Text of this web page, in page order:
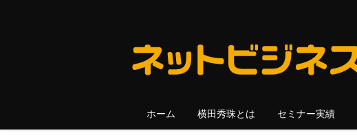
ホーム 横田秀珠とは セミナー実績